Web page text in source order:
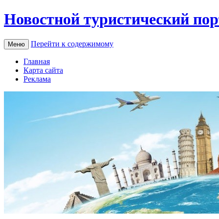
Новостной туристический
Меню Перейти к содержимому
Главная
Карта сайта
Реклама